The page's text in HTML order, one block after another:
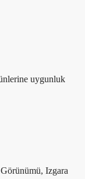
uygunluk
Izgara